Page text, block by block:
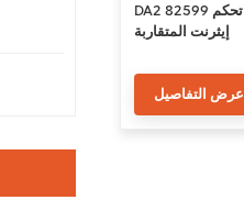
DA2 82599 وحدة تحكم
إيثرنت المتقاربة
عرض التفاصيل